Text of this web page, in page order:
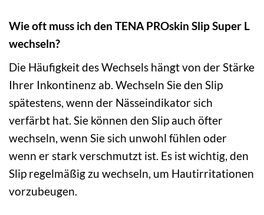
Wie oft muss ich den TENA PROskin Slip Super L
wechseln?
Die Häufigkeit des Wechsels hängt von der Stärke
Ihrer Inkontinenz ab. Wechseln Sie den Slip
spätestens, wenn der Nässeindikator sich
verfärbt hat. Sie können den Slip auch öfter
wechseln, wenn Sie sich unwohl fühlen oder
wenn er stark verschmutzt ist. Es ist wichtig, den
Slip regelmäßig zu wechseln, um Hautirritationen
vorzubeugen.